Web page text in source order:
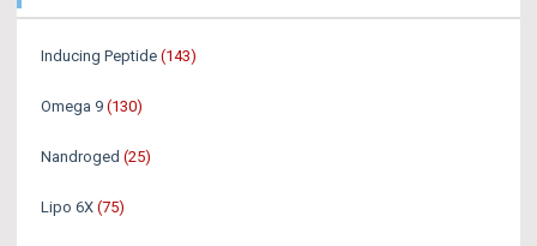
Inducing Peptide (143)
Omega 9 (130)
Nandroged (25)
Lipo 6X (75)